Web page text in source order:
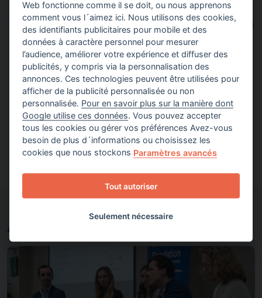
Soutenir les projets de la Fondation
Découvrir
Tous les projets
Découvrir
À découvrir aussi
Web fonctionne comme il se doit, ou nous apprenons
comment vous l´aimez ici. Nous utilisons des cookies,
des identifiants publicitaires pour mobile et des
données à caractère personnel pour mesurer
l’audience, améliorer votre expérience et diffuser des
publicités, y compris via la personnalisation des
annonces. Ces technologies peuvent être utilisées pour
afficher de la publicité personnalisée ou non
personnalisée. Pour en savoir plus sur la manière dont
Google utilise ces données. Vous pouvez accepter
tous les cookies ou gérer vos préférences Avez-vous
besoin de plus d´informations ou choisissez les
cookies que nous stockons Paramètres avancés
Tout autoriser
Seulement nécessaire